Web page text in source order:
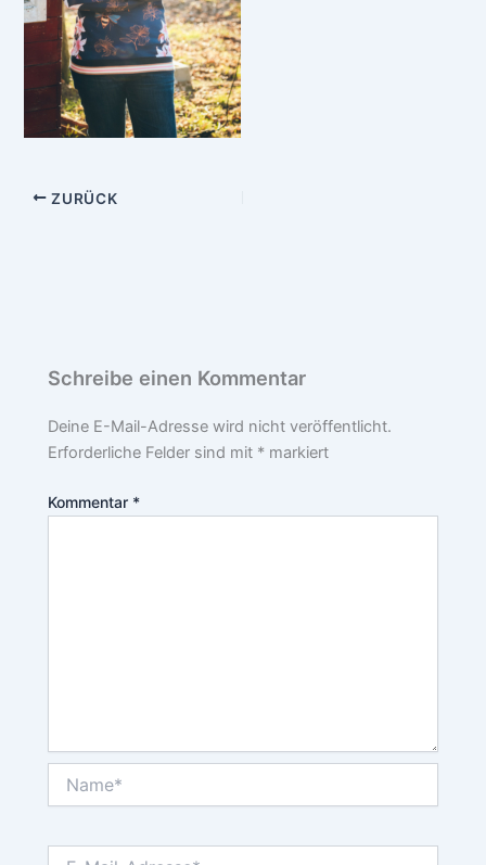
ZURÜCK
Schreibe einen Kommentar
Deine E-Mail-Adresse wird nicht veröffentlicht.
Erforderliche Felder sind mit * markiert
Kommentar *